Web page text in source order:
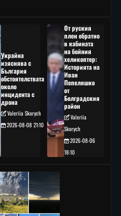
Украйна
изяснява с
България
обстоятелствата
около
инцидента с
дрона
Valeriia Skorych
2026-08-08 21:10
От руския
плен обратно
в кабината
на бойния
хеликоптер:
Историята на
Иван
Пепеляшко
от
Болградския
район
Valeriia
Skorych
2026-08-06
18:10